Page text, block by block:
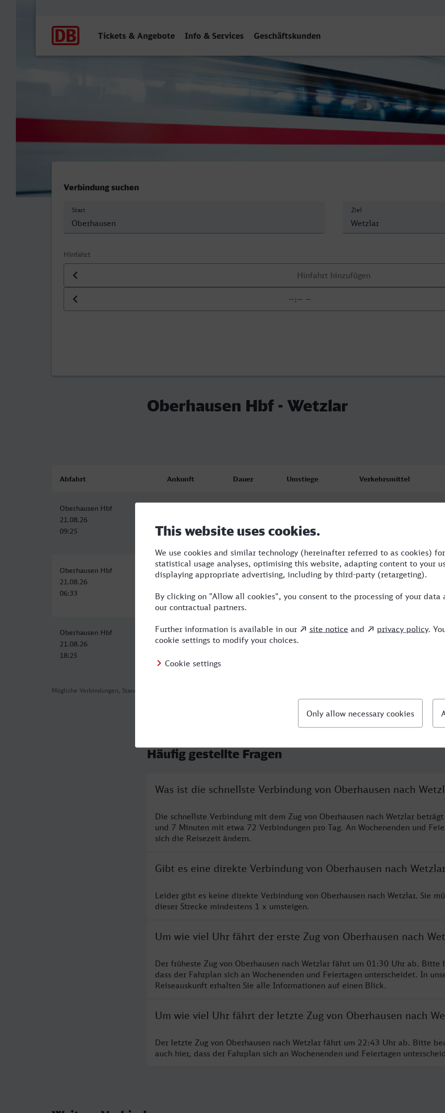
Tickets & Angebote Info & Services Geschäftskunden
Verbindung suchen
Start Ziel
Hinfahrt
Datum der Hinfahrt
Uhrzeit der Hinfahrt
Oberhausen Hbf - Wetzlar
Mögliche Verbindungen, Stand: 2026-08-07 06:16
Abfahrt Ankunft Dauer Umstiege Verkehrsmittel
Oberhausen Hbf
21.08.26
09:25
12:32
Oberhausen Hbf
21.08.26
06:33
Wetzlar
21.08.26
10:32
3:59 1 RE,NX
Oberhausen Hbf
21.08.26
18:25
Wetzlar
21.08.26
3:24 1 ICE,HLB
Häufig gestellte Fragen
Was ist die schnellste Verbindung von Oberhausen nach
Die schnellste Verbindung mit dem Zug von Oberhausen nach Wetzlar
und 7 Minuten mit etwa 72 Verbindungen pro Tag. An Wochenenden und
sich die Reisezeit ändern.
Gibt es eine direkte Verbindung von Oberhausen nach
Leider gibt es keine direkte Verbindung von Oberhausen nach Wetzlar. Sie
dieser Strecke mindestens 1 x umsteigen.
Um wie viel Uhr fährt der erste Zug von Oberhausen nach
Der früheste Zug von Oberhausen nach Wetzlar fährt um 01:30 Uhr ab. Bitte
dass der Fahrplan sich an Wochenenden und Feiertagen unterscheidet. In
Reiseauskunft erhalten Sie alle Informationen auf einen Blick.
Um wie viel Uhr fährt der letzte Zug von Oberhausen nach
Der letzte Zug von Oberhausen nach Wetzlar fährt um 22:43 Uhr ab. Bitte
auch hier, dass der Fahrplan sich an Wochenenden und Feiertagen